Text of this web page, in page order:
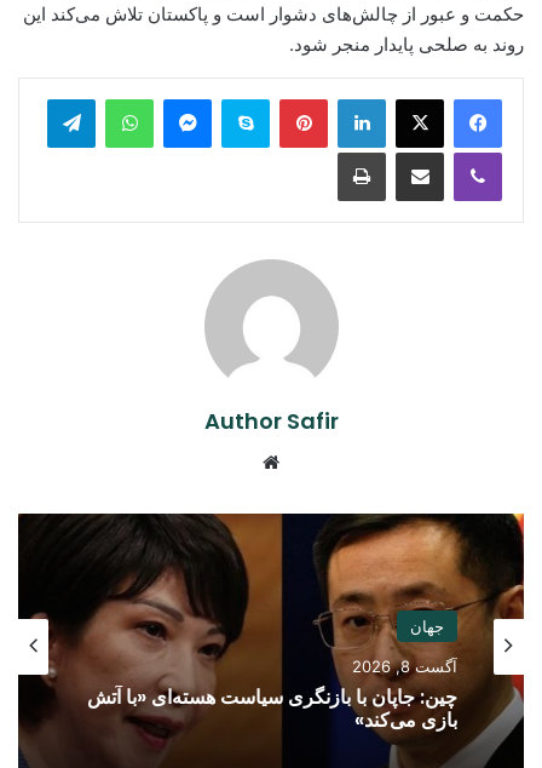
حکمت و عبور از چالش‌های دشوار است و پاکستان تلاش می‌کند این
روند به صلحی پایدار منجر شود.
LinkedIn
Pinterest
Skype
Messenger
WhatsApp
Viber
Share via Email
Print
Author Safir
جهان
آگست 8, 2026
چین: جاپان با بازنگری سیاست هسته‌ای «با آتش
بازی می‌کند»